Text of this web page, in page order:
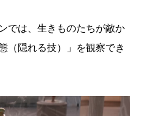
では、生きものたちが敵か
（隠れる技）」を観察でき